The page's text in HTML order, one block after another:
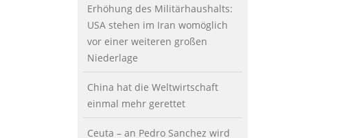
Erhöhung des Militärhaushalts:
USA stehen im Iran womöglich
vor einer weiteren großen
Niederlage
China hat die Weltwirtschaft
einmal mehr gerettet
Ceuta – an Pedro Sanchez wird